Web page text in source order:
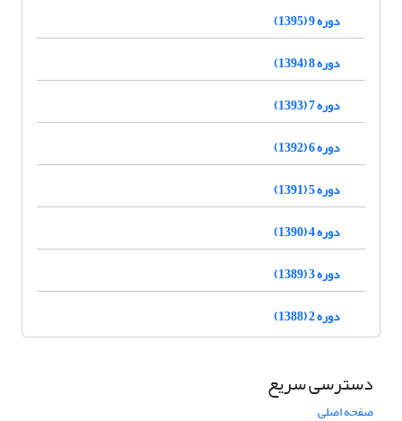
دوره 9 (1395)
دوره 8 (1394)
دوره 7 (1393)
دوره 6 (1392)
دوره 5 (1391)
دوره 4 (1390)
دوره 3 (1389)
دوره 2 (1388)
دسترسی سریع
صفحه اصلی